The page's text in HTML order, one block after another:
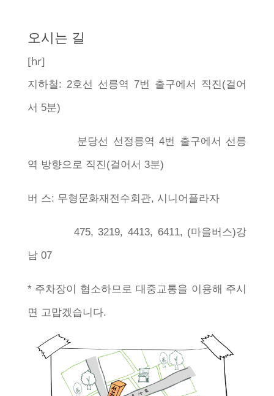
오시는 길
[hr]
지하철: 2호선 선릉역 7번 출구에서 직진(걸어
서 5분)
분당선 선정릉역 4번 출구에서 선릉
역 방향으로 직진(걸어서 3분)
버 스: 무형문화재전수회관, 시니어플라자
475, 3219, 4413, 6411, (마을버스)강
남 07
* 주차장이 협소하므로 대중교통을 이용해 주시
면 고맙겠습니다.